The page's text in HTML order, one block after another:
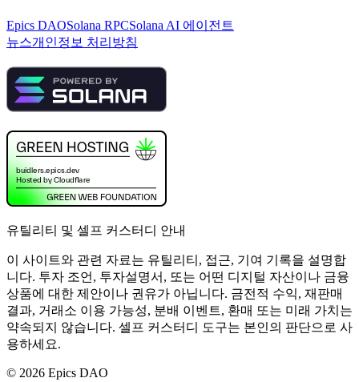
Epics DAOSolana RPCSolana AI 에이전트
뉴스개인정보 처리방침
유틸리티 및 셀프 커스터디 안내
이 사이트와 관련 자료는 유틸리티, 접근, 기여 기록을 설명합
니다. 투자 조언, 투자설명서, 또는 어떤 디지털 자산이나 금융
상품에 대한 제안이나 권유가 아닙니다. 금전적 수익, 재판매
결과, 거래소 이용 가능성, 분배 이벤트, 환매 또는 미래 가치는
약속되지 않습니다. 셀프 커스터디 도구는 본인의 판단으로 사
용하세요.
© 2026 Epics DAO